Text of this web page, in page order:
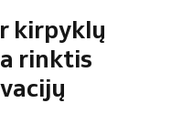
kirpyklų
rinktis